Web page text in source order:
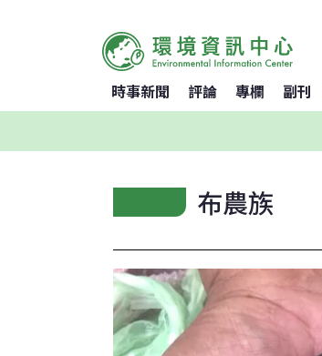
時事新聞 評論 專欄 副刊
布農族